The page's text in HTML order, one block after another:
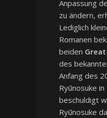
Anpassung
zu ändern,
Lediglich
Romanen
beiden
des
Anfang des
Ryūnosuke
beschuldigt
Ryūnosuke